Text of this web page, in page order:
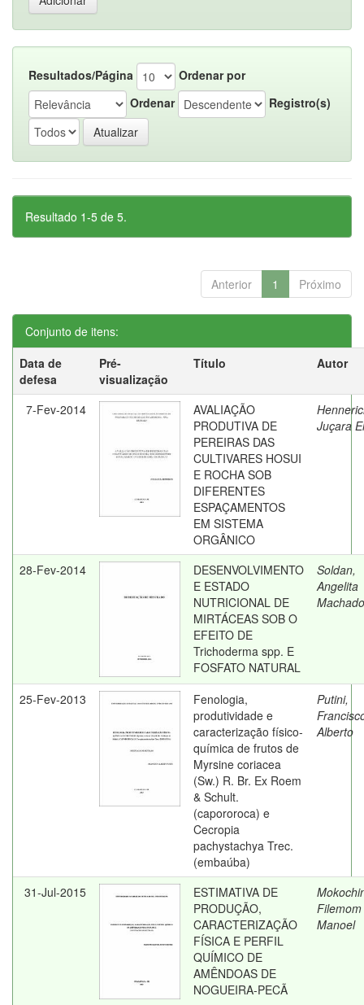
Resultados/Página
Ordenar por
Ordenar
Registro(s)
Resultado 1-5 de 5.
Anterior 1 Próximo
Conjunto de itens:
Data de
defesa
Pré-
visualização
Título Autor
7-Fev-2014
AVALIAÇÃO
PRODUTIVA DE
PEREIRAS DAS
CULTIVARES HOSUI
E ROCHA SOB
DIFERENTES
ESPAÇAMENTOS
EM SISTEMA
ORGÂNICO
Juçara
28-Fev-2014
DESENVOLVIMENTO
E ESTADO
NUTRICIONAL DE
MIRTÁCEAS SOB O
EFEITO DE
Trichoderma spp. E
FOSFATO NATURAL
Soldan,
Angelita
Machado
25-Fev-2013
Fenologia,
produtividade e
caracterização físico-
química de frutos de
Myrsine coriacea
(Sw.) R. Br. Ex Roem
& Schult.
(capororoca) e
Cecropia
pachystachya Trec.
(embaúba)
Putini,
Alberto
31-Jul-2015
ESTIMATIVA DE
PRODUÇÃO,
CARACTERIZAÇÃO
FÍSICA E PERFIL
QUÍMICO DE
AMÊNDOAS DE
NOGUEIRA-PECÃ
Filemom
Manoel